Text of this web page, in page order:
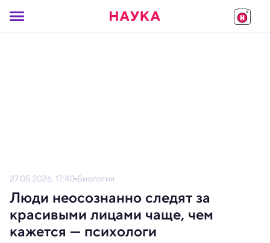
27.05.2026, 17:40 Биология
Люди неосознанно следят за
красивыми лицами чаще, чем
кажется — психологи